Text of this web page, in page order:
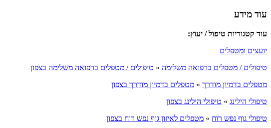
עוד מידע
עוד קטגוריות טיפול / יעוץ:
יועצים ומטפלים
טיפולים / מטפלים ברפואה משלימה » טיפולים / מטפלים ברפואה משלימה בצפון
מטפלים בדמיון מודרך » מטפלים בדמיון מודרך בצפון
טיפולי הילינג » טיפולי הילינג בצפון
טיפולי גוף נפש רוח » מטפלים לאיזון גוף נפש רוח בצפון